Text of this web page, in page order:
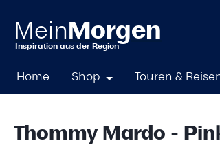
Home Shop Touren &
Thommy Mardo -